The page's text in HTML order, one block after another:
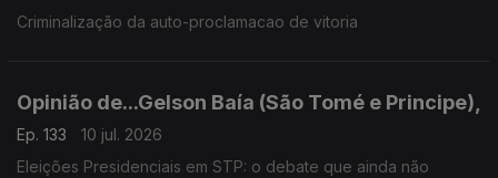
Criminalização da auto-proclamacao de vitoria
Opinião de...Gelson Baía (São Tomé e Principe),
Ep. 133
10 jul. 2026
Eleições Presidenciais em STP: o debate que ainda não